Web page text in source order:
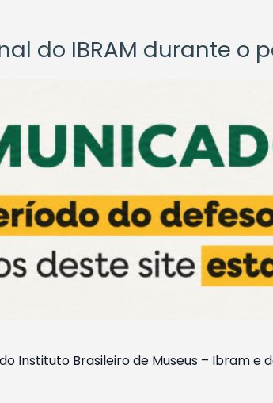
do IBRAM durante o
Instituto Brasileiro de Museus – Ibram